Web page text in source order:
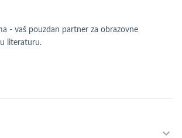
- vaš pouzdan partner za obrazovne
literaturu.